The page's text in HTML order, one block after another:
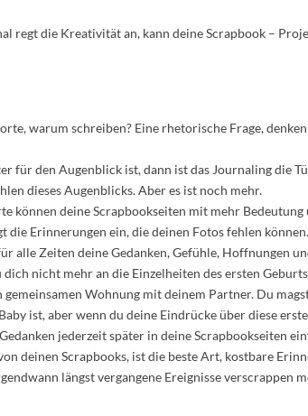
regt die Kreativität an, kann deine Scrapbook –
warum schreiben? Eine rhetorische Frage,
für den Augenblick ist, dann ist das Journaling die
dieses Augenblicks. Aber es ist noch mehr.
können deine Scrapbookseiten mit mehr
die Erinnerungen ein, die deinen Fotos fehlen
alle Zeiten deine Gedanken, Gefühle, Hoffnungen
nicht mehr an die Einzelheiten des ersten
gemeinsamen Wohnung mit deinem Partner. Du
ist, aber wenn du deine Eindrücke über diese
jederzeit später in deine Scrapbookseiten
deinen Scrapbooks, ist die beste Art, kostbare
längst vergangene Ereignisse verscrappen